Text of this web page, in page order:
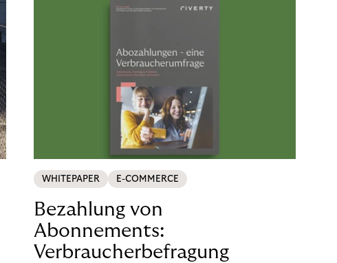
WHITEPAPER E-COMMERCE
Bezahlung von
Abonnements:
Verbraucherbefragung